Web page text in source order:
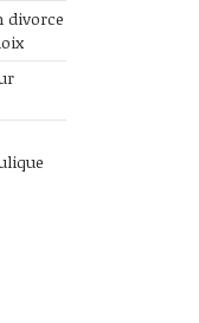
divorce